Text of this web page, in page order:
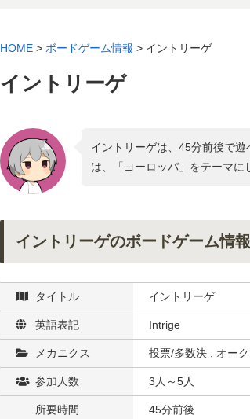
HOME > ボードゲーム情報 > イントリーゲ
イントリーゲ
イントリーゲは、45分前後で
は、「ヨーロッパ 」をテーマに
イントリーゲのボードゲーム情報
タイトル イントリーゲ
英語表記 Intrige
メカニクス 投票/多数決 , オー
参加人数 3人～5人
所要時間 45分前後